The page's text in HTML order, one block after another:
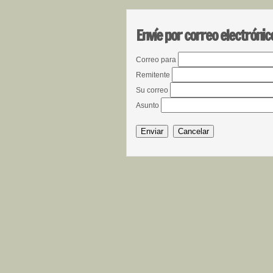
Envíe por correo
Correo para
Remitente
Su correo
Asunto
Enviar Cancelar